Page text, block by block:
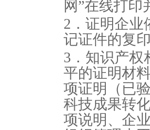
网”在线打
2．证明企业
记证件的复
3．知识产权
平的证明材
项证明（已
科技成果转
项说明、企